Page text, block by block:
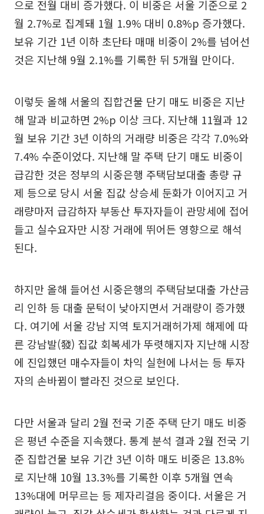
으로 전월 대비 증가했다. 이 비중은 서울 기준으로 2
월 2.7%로 집계돼 1월 1.9% 대비 0.8%p 증가했다.
보유 기간 1년 이하 초단타 매매 비중이 2%를 넘어선
것은 지난해 9월 2.1%를 기록한 뒤 5개월 만이다.
이렇듯 올해 서울의 집합건물 단기 매도 비중은 지난
해 말과 비교하면 2%p 이상 크다. 지난해 11월과 12
월 보유 기간 3년 이하의 거래량 비중은 각각 7.0%와
7.4% 수준이었다. 지난해 말 주택 단기 매도 비중이
급감한 것은 정부의 시중은행 주택담보대출 총량 규
제 등으로 당시 서울 집값 상승세 둔화가 이어지고 거
래량마저 급감하자 부동산 투자자들이 관망세에 접어
들고 실수요자만 시장 거래에 뛰어든 영향으로 해석
된다.
하지만 올해 들어선 시중은행의 주택담보대출 가산금
리 인하 등 대출 문턱이 낮아지면서 거래량이 증가했
다. 여기에 서울 강남 지역 토지거래허가제 해제에 따
른 강남발(發) 집값 회복세가 뚜렷해지자 지난해 시장
에 진입했던 매수자들이 차익 실현에 나서는 등 투자
자의 손바뀜이 빨라진 것으로 보인다.
다만 서울과 달리 2월 전국 기준 주택 단기 매도 비중
은 평년 수준을 지속했다. 통계 분석 결과 2월 전국 기
준 집합건물 보유 기간 3년 이하 매도 비중은 13.8%
로 지난해 10월 13.3%를 기록한 이후 5개월 연속
13%대에 머무르는 등 제자리걸음 중이다. 서울은 거